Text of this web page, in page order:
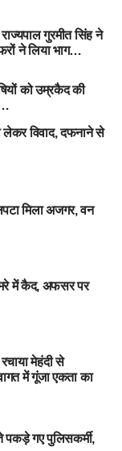
गुरमीत सिंह ने
ने लिया भाग…
को उम्रकैद की
लेकर विवाद, दफनाने से
मिला अजगर, वन
में कैद, अफसर पर
मेहंदी से
में गूंजा एकता का
पकड़े गए पुलिसकर्मी,